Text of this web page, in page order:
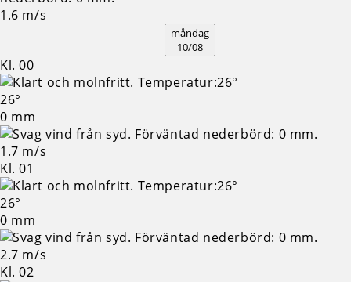
1.6 m/s
måndag
10/08
Kl. 00
26°
0 mm
1.7 m/s
Kl. 01
26°
0 mm
2.7 m/s
Kl. 02